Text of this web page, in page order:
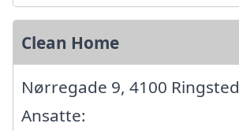
Clean Home
Nørregade 9, 4100 Ringsted
Ansatte: